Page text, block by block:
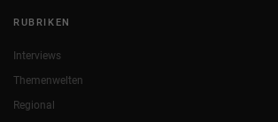
RUBRIKEN
Interviews
Themenwelten
Regional